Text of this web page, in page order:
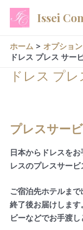
Issei
ホーム オプション
ドレス プレス サー
ドレス プ
プレスサー
日本からドレスを
レスのプレスサービ
ご宿泊先ホテルま
終了後お届けしま
ビーなどでお手渡し